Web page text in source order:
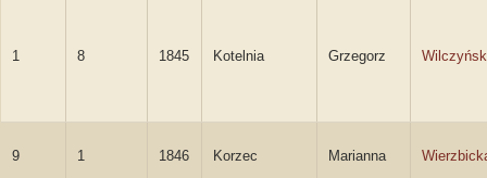
1 8 1845 Kotelnia Grzegorz
9 1 1846 Korzec Marianna